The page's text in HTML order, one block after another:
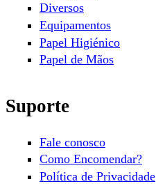
Diversos
Equipamentos
Papel Higiénico
Papel de Mãos
Suporte
Fale conosco
Como Encomendar?
Política de Privacidade